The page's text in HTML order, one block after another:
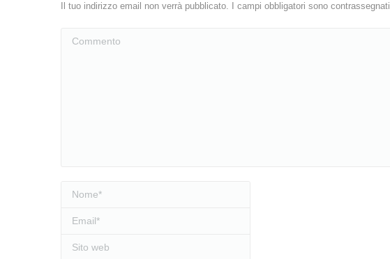
Il tuo indirizzo email non verrà pubblicato. I campi obbligatori sono contrassegnati
Nome *
Email *
Sito web